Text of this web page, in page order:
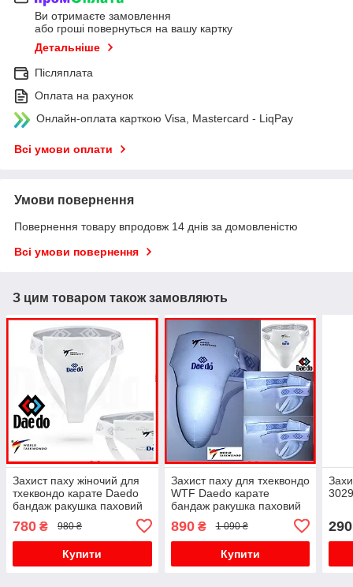
Ви отримаєте замовлення
або гроші повернуться на вашу картку
Детальніше
Післяплата
Оплата на рахунок
Онлайн-оплата карткою Visa, Mastercard - LiqPay
Всі умови оплати
Умови повернення
Повернення товару впродовж 14 днів за домовленістю
Всі умови повернення
З цим товаром також замовляють
Захист паху жіночий для
тхеквондо карате Daedo
бандаж ракушка паховий
мистецтв боротьби
780 ₴ 980 ₴
Купити
Захист паху для тхеквондо
WTF Daedo карате
бандаж ракушка паховий
мистецтв боротьби
890₴ 1 090 ₴
Купити
290